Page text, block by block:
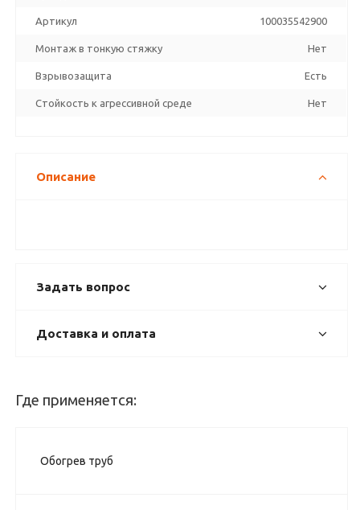
Артикул 100035542900
Монтаж в тонкую стяжку Нет
Взрывозащита Есть
Стойкость к агрессивной среде Нет
Описание
Задать вопрос
Доставка и оплата
Где применяется:
Обогрев труб